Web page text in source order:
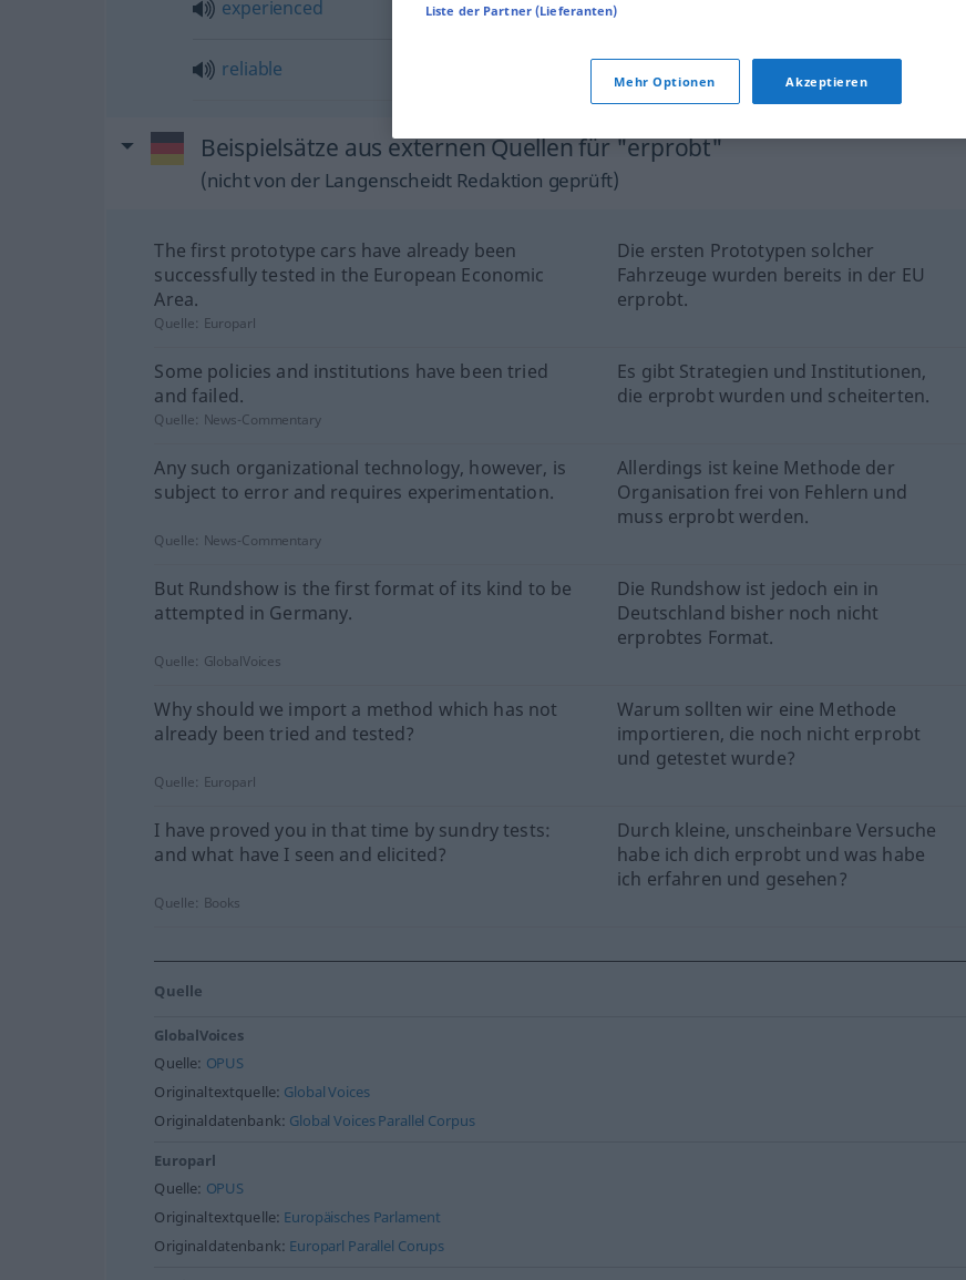
experienced
reliable erprobtzuverlässig
Beispielsätze aus externen Quellen für "erprobt"
(nicht von der Langenscheidt Redaktion geprüft)
The first prototype cars have already been
successfully tested in the European Economic
Area.
Die ersten Prototypen solcher
Fahrzeuge wurden bereits in der EU
erprobt.
Quelle: Europarl
Some policies and institutions have been tried
and failed.
Es gibt Strategien und Institutionen,
die erprobt wurden und scheiterten.
Quelle: News-Commentary
Any such organizational technology, however, is
subject to error and requires experimentation.
Allerdings ist keine Methode der
Organisation frei von Fehlern und
muss erprobt werden.
Quelle: News-Commentary
But Rundshow is the first format of its kind to be
attempted in Germany.
Die Rundshow ist jedoch ein in
Deutschland bisher noch nicht
erprobtes Format.
Quelle: GlobalVoices
Why should we import a method which has not
already been tried and tested?
Warum sollten wir eine Methode
importieren, die noch nicht erprobt
und getestet wurde?
Quelle: Europarl
I have proved you in that time by sundry tests:
and what have I seen and elicited?
Durch kleine, unscheinbare Versuche
habe ich dich erprobt und was habe
ich erfahren und gesehen?
Quelle: Books
Quelle
GlobalVoices
Quelle: OPUS
Originaltextquelle: Global Voices
Originaldatenbank: Global Voices Parallel Corpus
Europarl
Quelle: OPUS
Originaltextquelle: Europäisches Parlament
Originaldatenbank: Europarl Parallel Corups
Liste der Partner (Lieferanten)
Mehr Optionen Akzeptieren